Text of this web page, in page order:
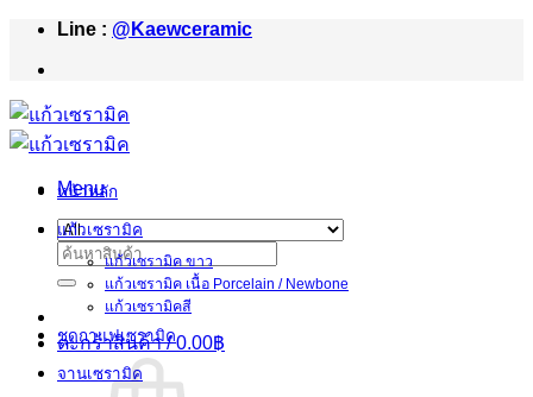
Skip
content
Line : @Kaewceramic
Menu
ค้นหา:
ตะกร้าสินค้า /0.00฿
หน้าหลัก
แก้วเซรามิค
แก้วเซรามิค ขาว
แก้วเซรามิค เนื้อ Porcelain / Newbone
แก้วเซรามิคสี
ชุดกาแฟเซรามิค
จานเซรามิค